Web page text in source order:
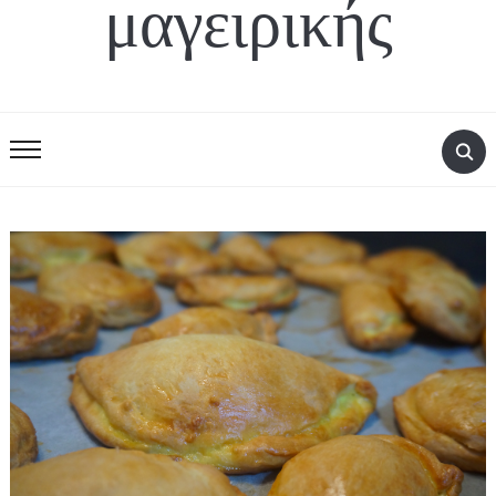
μαγειρικής